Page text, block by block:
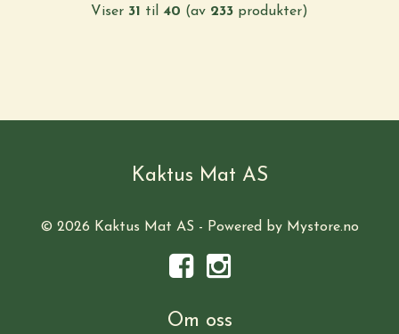
Viser 31 til 40 (av 233 produkter)
Kaktus Mat AS
© 2026 Kaktus Mat AS - Powered by Mystore.no
Om oss